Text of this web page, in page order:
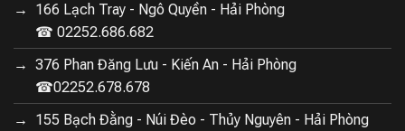
166 Lạch Tray - Ngô Quyền - Hải Phòng
☎ 02252.686.682
376 Phan Đăng Lưu - Kiến An - Hải Phòng
☎02252.678.678
155 Bạch Đằng - Núi Đèo - Thủy Nguyên - Hải Phòng